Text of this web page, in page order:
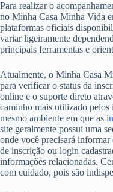
Para realizar o
no Minha Casa Minha Vida
plataformas oficiais
variar ligeiramente
principais ferramentas e
Atualmente, o Minha Casa
para verificar o status da
online e o suporte direto
caminho mais utilizado
mesmo ambiente em que as
site geralmente possui uma
onde você precisará
de inscrição ou login
informações relacionadas.
com cuidado, pois são